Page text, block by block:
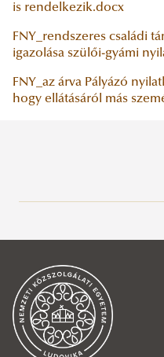
Tanulmányi Osztály
Általános információk
Munkatársak
Munkarend
Nemzetközi Biztonság-
Tájékoztatók
Neptun
A tanév beosztása
Hallgatói önkormányzatok
is rendelkezik.docx
FNY_rendszeres családi
igazolása szülői-gyámi
FNY_az árva Pályázó
hogy ellátásáról más